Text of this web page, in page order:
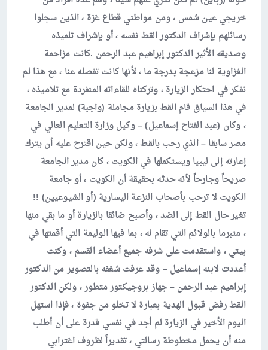
خريجي عين شمس ، ومن مواطني قطاع غزة ، الذين سجلوا
رسائلهم بإشراف الدكتور القط نفسه ، أو بإشراف تلميذه
وصديقه الأثير الدكتور إبراهيم عبد الرحمن .كانت مزاحمة
الغزاوية لنا مزعجة بدرجة ما ، لأنها كانت تفصله عنا ، مع هذا لم
نفكر في احتكار الزيارة ، وتركناه للقاءاته المنفردة مع تلاميذه ،
في هذا السياق قام القط بزيارة مجاملة (واجبة) لمدير الجامعة
، وكان (عبد الفتاح إسماعيل) – وكيل وزارة التعليم العالي في
مصر سابقا – الذي رحب بالقط ، ولكن حين اقترح عليه أن يترك
إعارته إلى ليبيا ويستكملها في الكويت ، كان مدير الجامعة
صريحاً وجارحاً لأنه حدثه بحقيقة أن الكويت ، أو جامعة
الكويت لا ترحب بأصحاب النزعة اليسارية (أو الشيوعيين) !!
تغير حال القط إلى الضد ، وأصبح ضائقا بالزيارة أو ما بقي منها
، متبرما بالولائم التي تقام له ، بما فيها الوليمة التي أقمتها في
بيتي ، واستقدمت على شرفه جميع أعضاء القسم ، وكنت
أعددت لابنه إسماعيل – وقد عرفت شغفه بالتصوير من الدكتور
إبراهيم عبد الرحمن – جهاز بروجيكتور متطور ، ولكن الدكتور
القط رفض قبول الهدية بعبارة لا تخلو من جفوة ، فإذا استهل
اليوم الأخير في الزيارة لم أجد في نفسي قدرة على أن أطلب
منه أن يحمل مخطوطة رسالتي ، تقديراً لظروف اغترابي